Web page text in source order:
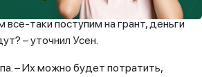
все-таки поступим на грант, деньги
– уточнил Усен.
– Их можно будет потратить,